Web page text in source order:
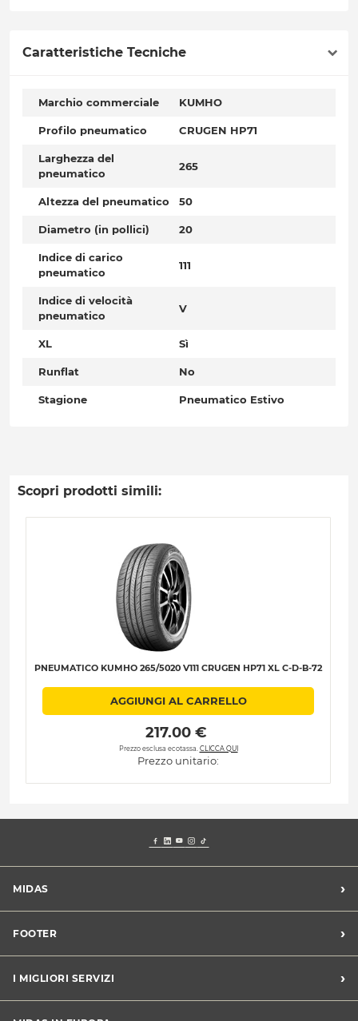
Caratteristiche Tecniche
Marchio commerciale KUMHO
Profilo pneumatico CRUGEN HP71
Larghezza del
pneumatico
265
Altezza del pneumatico 50
Diametro (in pollici) 20
Indice di carico
pneumatico
111
Indice di velocità
pneumatico
V
XL Sì
Runflat No
Stagione Pneumatico Estivo
Scopri prodotti simili:
PNEUMATICO KUMHO 265/5020 V111 CRUGEN HP71 XL C-D-B-72
AGGIUNGI AL CARRELLO
217.00 €
Prezzo esclusa ecotassa. CLICCA QUI
Prezzo unitario:
MIDAS ›
Blog dell'automobilista
Lavora con noi
Chi siamo
FOOTER ›
Apri un centro in franchising
CONDIZIONI PROMOZIONI
I MIGLIORI SERVIZI ›